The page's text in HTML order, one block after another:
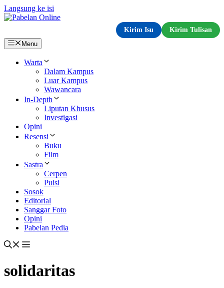
Langsung ke isi
Kirim Isu
Kirim Tulisan
Menu
Warta
Dalam Kampus
Luar Kampus
Wawancara
In-Depth
Liputan Khusus
Investigasi
Opini
Resensi
Buku
Film
Sastra
Cerpen
Puisi
Sosok
Editorial
Sanggar Foto
Opini
Pabelan Pedia
solidaritas